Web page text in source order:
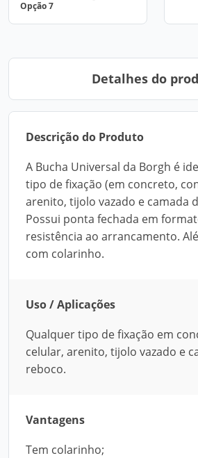
Opção 7
Detalhes do
Descrição do Produto
A Bucha Universal da Borgh é
tipo de fixação (em concreto,
arenito, tijolo vazado e camada
Possui ponta fechada em
resistência ao arrancamento.
com colarinho.
Uso / Aplicações
Qualquer tipo de fixação em
celular, arenito, tijolo vazado e
reboco.
Vantagens
Tem colarinho;